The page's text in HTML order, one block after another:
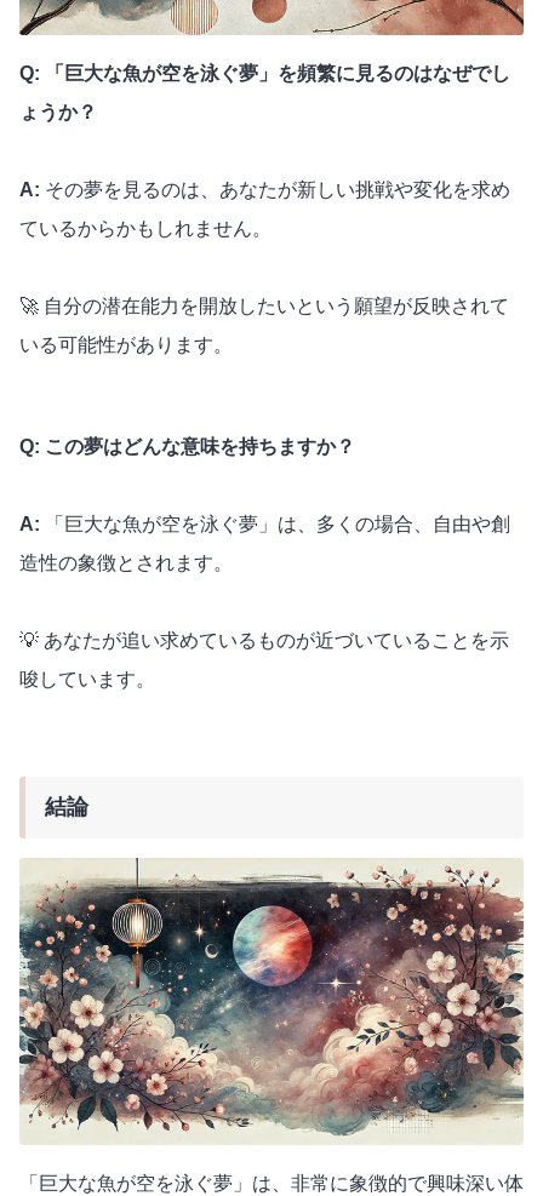
Q: 「巨大な魚が空を泳ぐ夢」を頻繁に見るのはなぜでし
ょうか？
A: その夢を見るのは、あなたが新しい挑戦や変化を求め
ているからかもしれません。
🚀 自分の潜在能力を開放したいという願望が反映されて
いる可能性があります。
Q: この夢はどんな意味を持ちますか？
A:
「巨大な魚が空を泳ぐ夢」は、多くの場合、自由や創
造性の象徴とされます。
💡 あなたが追い求めているものが近づいていることを示
唆しています。
結論
「巨大な魚が空を泳ぐ夢」は、非常に象徴的で興味深い体